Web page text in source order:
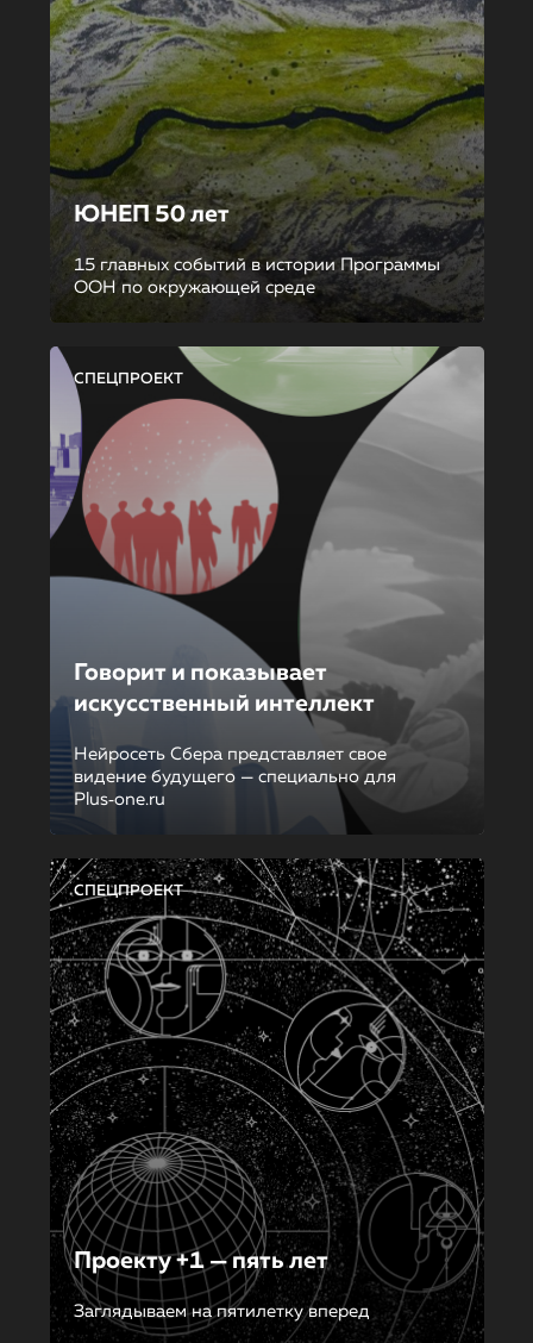
ЮНЕП 50 лет
15 главных событий в истории Программы
ООН по окружающей среде
СПЕЦПРОЕКТ
Говорит и показывает
искусственный интеллект
Нейросеть Сбера представляет свое
видение будущего — специально для
Plus‑one.ru
СПЕЦПРОЕКТ
Проекту +1 — пять лет
Заглядываем на пятилетку вперед